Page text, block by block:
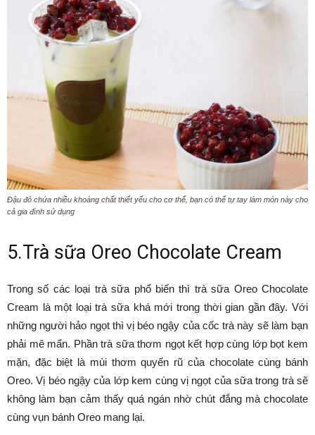
Đậu đỏ chứa nhiều khoáng chất thiết yếu cho cơ thể, bạn có thể tự tay làm món này cho
cả gia đình sử dụng
5.Trà sữa Oreo Chocolate Cream
Trong số các loại trà sữa phổ biến thì trà sữa Oreo Chocolate
Cream là một loại trà sữa khá mới trong thời gian gần đây. Với
những người hảo ngọt thì vị béo ngậy của cốc trà này sẽ làm bạn
phải mê mẩn. Phần trà sữa thơm ngọt kết hợp cùng lớp bọt kem
mặn, đặc biệt là mùi thơm quyến rũ của chocolate cùng bánh
Oreo. Vị béo ngậy của lớp kem cùng vị ngọt của sữa trong trà sẽ
không làm bạn cảm thấy quá ngán nhờ chút đắng mà chocolate
cùng vụn bánh Oreo mang lại.